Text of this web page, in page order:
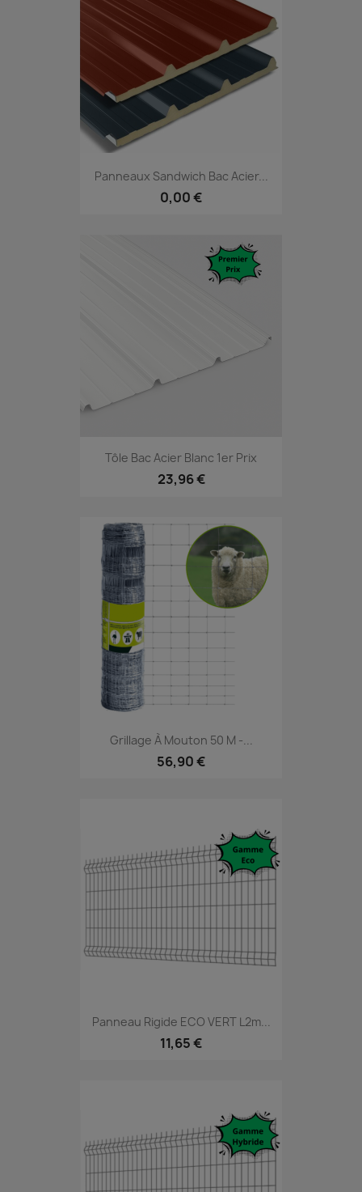
Panneaux Sandwich Bac Acier...
0,00 €
Tôle Bac Acier Blanc 1er Prix
23,96 €
Grillage À Mouton 50 M -...
56,90 €
Panneau Rigide ECO VERT L2m...
11,65 €